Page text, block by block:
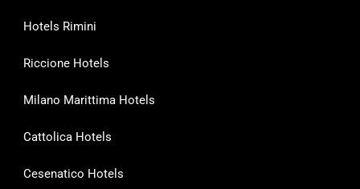
Hotels Rimini
Riccione Hotels
Milano Marittima Hotels
Cattolica Hotels
Cesenatico Hotels